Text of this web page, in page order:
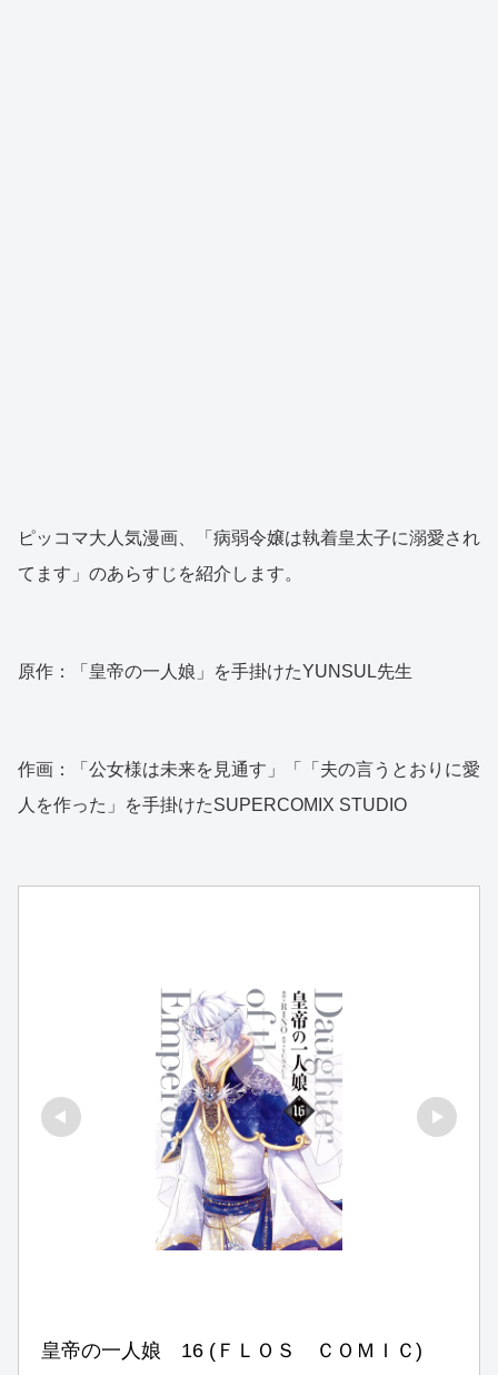
ピッコマ大人気漫画、「病弱令嬢は執着皇太子に溺愛され
てます」のあらすじを紹介します。
原作：「皇帝の一人娘」を手掛けたYUNSUL先生
作画：「公女様は未来を見通す」「「夫の言うとおりに愛
人を作った」を手掛けたSUPERCOMIX STUDIO
皇帝の一人娘　16 (ＦＬＯＳ　ＣＯＭＩＣ)